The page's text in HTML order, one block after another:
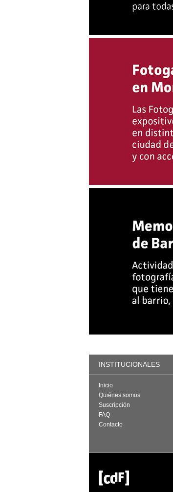
INSTITUCIONALES
Inicio
Quiénes somos
Suscripción
FAQ
Contacto